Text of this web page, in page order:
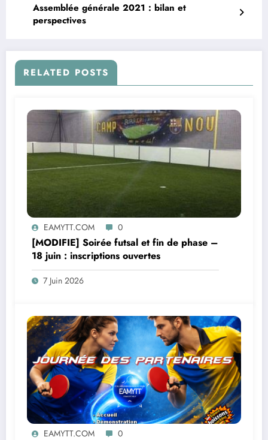
Assemblée générale 2021 : bilan et
perspectives
RELATED POSTS
EAMYTT.COM 0
[MODIFIE] Soirée futsal et fin de phase –
18 juin : inscriptions ouvertes
7 Juin 2026
EAMYTT.COM 0